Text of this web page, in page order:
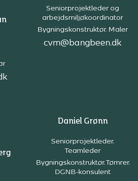
Seniorprojektleder og
arbejdsmiljøkoordinator
Bygningskonstruktør. Maler
cvm@bangbeen.dk
Daniel Grønn
Seniorprojektleder.
Teamleder
Bygningskonstruktør. Tømrer.
DGNB-konsulent